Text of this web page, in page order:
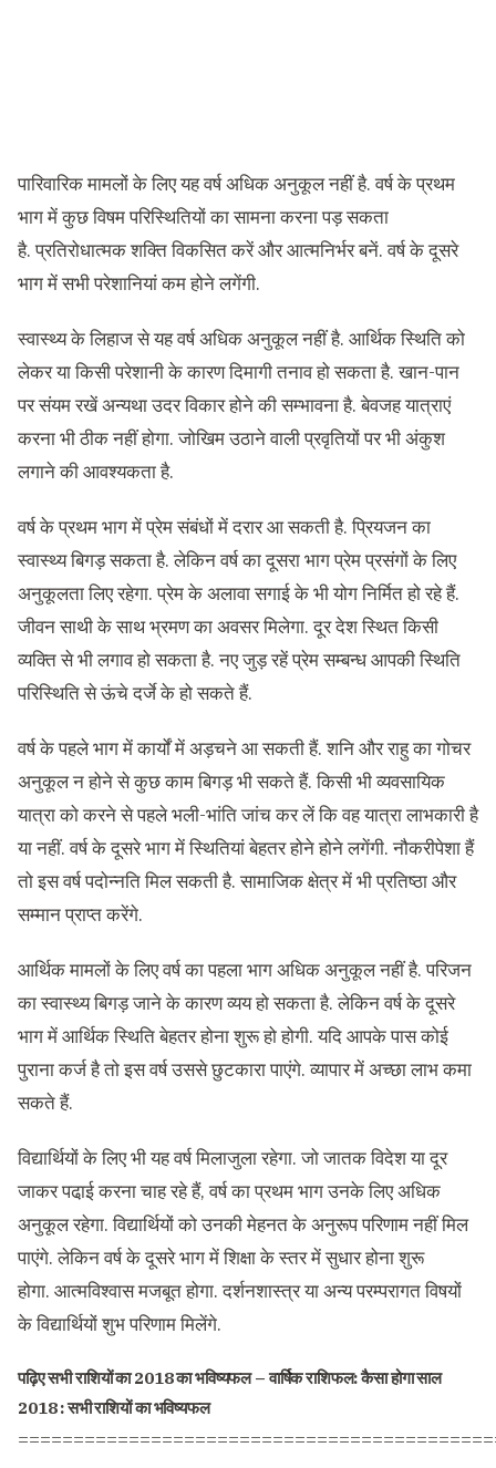
पारिवारिक मामलों के लिए यह वर्ष अधिक अनुकूल नहीं है. वर्ष के प्रथम
भाग में कुछ विषम परिस्थितियों का सामना करना पड़ सकता
है. प्रतिरोधात्मक शक्ति विकसित करें और आत्मनिर्भर बनें. वर्ष के दूसरे
भाग में सभी परेशानियां कम होने लगेंगी.
स्वास्थ्य के लिहाज से यह वर्ष अधिक अनुकूल नहीं है. आर्थिक स्थिति को
लेकर या किसी परेशानी के कारण दिमागी तनाव हो सकता है. खान-पान
पर संयम रखें अन्यथा उदर विकार होने की सम्भावना है. बेवजह यात्राएं
करना भी ठीक नहीं होगा. जोखिम उठाने वाली प्रवृतियों पर भी अंकुश
लगाने की आवश्यकता है.
वर्ष के प्रथम भाग में प्रेम संबंधों में दरार आ सकती है. प्रियजन का
स्वास्थ्य बिगड़ सकता है. लेकिन वर्ष का दूसरा भाग प्रेम प्रसंगों के लिए
अनुकूलता लिए रहेगा. प्रेम के अलावा सगाई के भी योग निर्मित हो रहे हैं.
जीवन साथी के साथ भ्रमण का अवसर मिलेगा. दूर देश स्थित किसी
व्यक्ति से भी लगाव हो सकता है. नए जुड़ रहें प्रेम सम्बन्ध आपकी स्थिति
परिस्थिति से ऊंचे दर्जे के हो सकते हैं.
वर्ष के पहले भाग में कार्यों में अड़चने आ सकती हैं. शनि और राहु का गोचर
अनुकूल न होने से कुछ काम बिगड़ भी सकते हैं. किसी भी व्यवसायिक
यात्रा को करने से पहले भली-भांति जांच कर लें कि वह यात्रा लाभकारी है
या नहीं. वर्ष के दूसरे भाग में स्थितियां बेहतर होने होने लगेंगी. नौकरीपेशा हैं
तो इस वर्ष पदोन्नति मिल सकती है. सामाजिक क्षेत्र में भी प्रतिष्ठा और
सम्मान प्राप्त करेंगे.
आर्थिक मामलों के लिए वर्ष का पहला भाग अधिक अनुकूल नहीं है. परिजन
का स्वास्थ्य बिगड़ जाने के कारण व्यय हो सकता है. लेकिन वर्ष के दूसरे
भाग में आर्थिक स्थिति बेहतर होना शुरू हो होगी. यदि आपके पास कोई
पुराना कर्ज है तो इस वर्ष उससे छुटकारा पाएंगे. व्यापार में अच्छा लाभ कमा
सकते हैं.
विद्यार्थियों के लिए भी यह वर्ष मिलाजुला रहेगा. जो जातक विदेश या दूर
जाकर पढा़ई करना चाह रहे हैं, वर्ष का प्रथम भाग उनके लिए अधिक
अनुकूल रहेगा. विद्यार्थियों को उनकी मेहनत के अनुरूप परिणाम नहीं मिल
पाएंगे. लेकिन वर्ष के दूसरे भाग में शिक्षा के स्तर में सुधार होना शुरू
होगा. आत्मविश्वास मजबूत होगा. दर्शनशास्त्र या अन्य परम्परागत विषयों
के विद्यार्थियों शुभ परिणाम मिलेंगे.
पढ़िए सभी राशियों का 2018 का भविष्यफल –वार्षिक राशिफल: कैसा होगा साल
2018 : सभी राशियों का भविष्यफल